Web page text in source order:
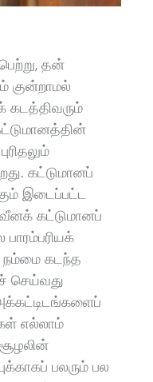
தன்
குன்றாமல்
கடத்திவரும்
கட்டுமானப்
இடைப்பட்ட
கட்டுமானப்
நம்மை கடந்த
செய்வது
எல்லாம்
பலரும் பல